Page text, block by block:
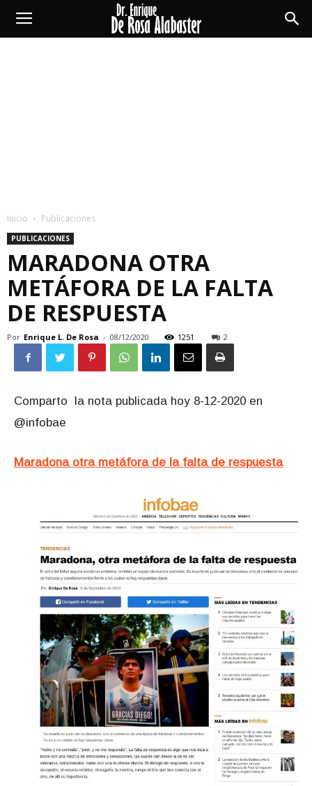
Enrique
Inicio Publicaciones
PUBLICACIONES
MARADONA OTRA
METÁFORA DE LA FALTA
DE RESPUESTA
Por Enrique L. De Rosa - 08/12/2020 1251 2
Comparto la nota publicada hoy 8-12-2020 en
@infobae
Maradona otra metáfora de la falta de respuesta